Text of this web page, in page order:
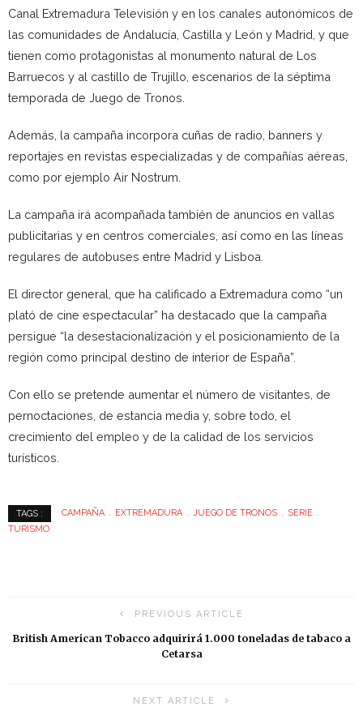
Canal Extremadura Televisión y en los canales autonómicos de
las comunidades de Andalucía, Castilla y León y Madrid, y que
tienen como protagonistas al monumento natural de Los
Barruecos y al castillo de Trujillo, escenarios de la séptima
temporada de Juego de Tronos.
Además, la campaña incorpora cuñas de radio, banners y
reportajes en revistas especializadas y de compañías aéreas,
como por ejemplo Air Nostrum.
La campaña irá acompañada también de anuncios en vallas
publicitarias y en centros comerciales, así como en las líneas
regulares de autobuses entre Madrid y Lisboa.
El director general, que ha calificado a Extremadura como “un
plató de cine espectacular” ha destacado que la campaña
persigue “la desestacionalización y el posicionamiento de la
región como principal destino de interior de España”.
Con ello se pretende aumentar el número de visitantes, de
pernoctaciones, de estancia media y, sobre todo, el
crecimiento del empleo y de la calidad de los servicios
turísticos.
TAGS : CAMPAÑA EXTREMADURA JUEGO DE TRONOS
SERIE
TURISMO
PREVIOUS ARTICLE
British American Tobacco adquirirá 1.000 toneladas de tabaco a
Cetarsa
NEXT ARTICLE